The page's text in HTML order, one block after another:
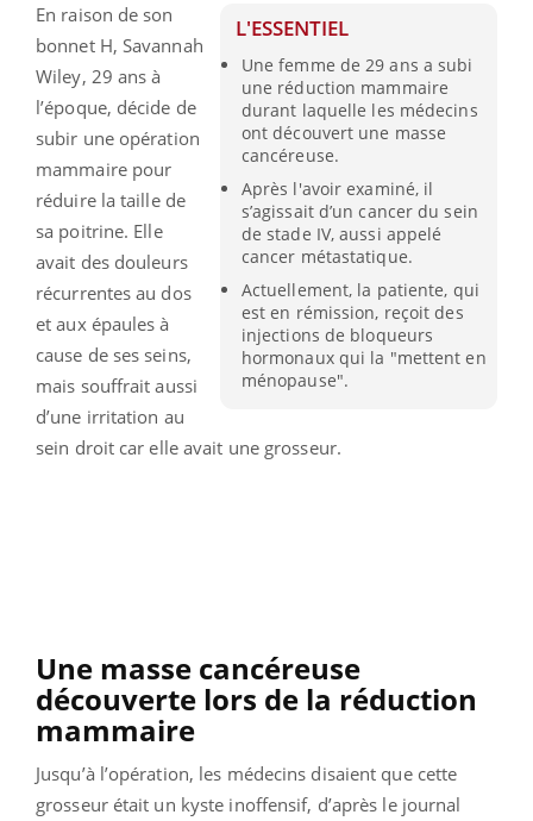
L'ESSENTIEL
Une femme de 29 ans a subi
une réduction mammaire
durant laquelle les médecins
ont découvert une masse
cancéreuse.
Après l'avoir examiné, il
s’agissait d’un cancer du sein
de stade IV, aussi appelé
cancer métastatique.
Actuellement, la patiente, qui
est en rémission, reçoit des
injections de bloqueurs
hormonaux qui la "mettent en
ménopause".
En raison de son
bonnet H, Savannah
Wiley, 29 ans à
l’époque, décide de
subir une opération
mammaire pour
réduire la taille de
sa poitrine. Elle
avait des douleurs
récurrentes au dos
et aux épaules à
cause de ses seins,
mais souffrait aussi
d’une irritation au
sein droit car elle avait une grosseur.
Une masse cancéreuse
découverte lors de la réduction
mammaire
Jusqu’à l’opération, les médecins disaient que cette
grosseur était un kyste inoffensif, d’après le journal